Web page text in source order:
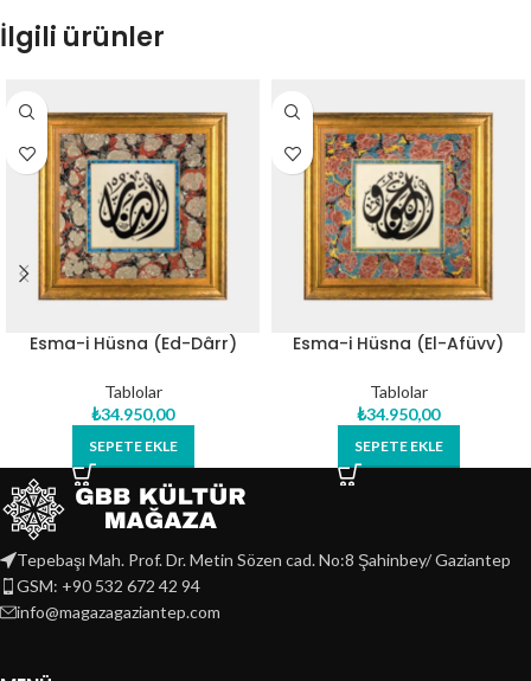
İlgili ürünler
Esma-i Hüsna (Ed-Dârr)
Tablolar
₺34.950,00
SEPETE EKLE
Esma-i Hüsna (El-Afüvv)
Tablolar
₺34.950,00
SEPETE EKLE
Tepebaşı Mah. Prof. Dr. Metin Sözen cad. No:8 Şahinbey/ Gaziantep
GSM: +90 532 672 42 94
info@magazagaziantep.com